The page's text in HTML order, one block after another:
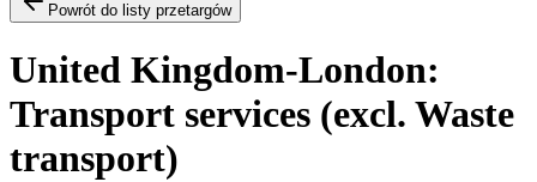
Powrót do listy przetargów
United Kingdom-London:
Transport services (excl. Waste
transport)